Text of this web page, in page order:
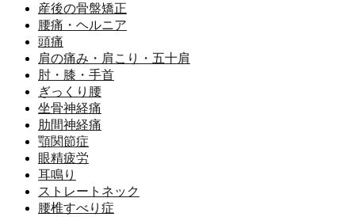
産後の骨盤矯正
腰痛・ヘルニア
頭痛
肩の痛み・肩こり・五十肩
肘・膝・手首
ぎっくり腰
坐骨神経痛
肋間神経痛
顎関節症
眼精疲労
耳鳴り
ストレートネック
腰椎すべり症